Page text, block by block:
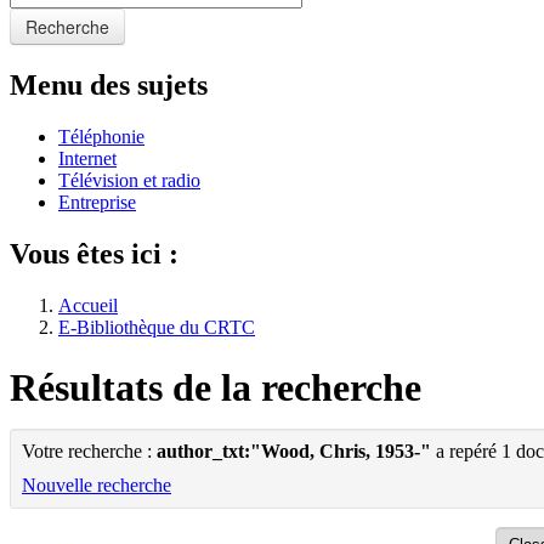
Recherche
Menu des sujets
Téléphonie
Internet
Télévision et radio
Entreprise
Vous êtes ici :
Accueil
E-Bibliothèque du CRTC
Résultats de la recherche
Votre recherche : author_txt:"Wood, Chris, 1953-" a repéré 1
Nouvelle recherche